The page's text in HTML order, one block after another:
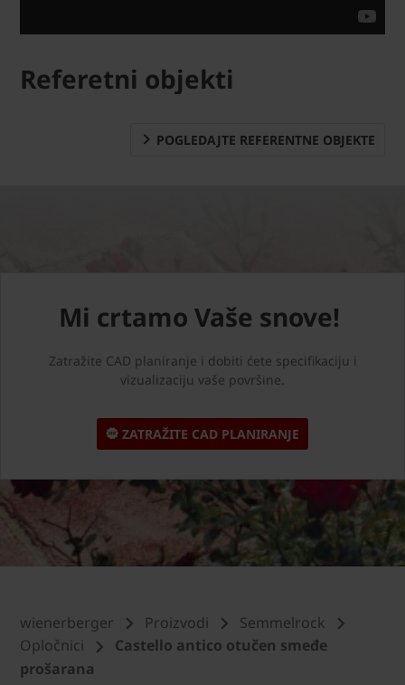
Referetni objekti
POGLEDAJTE REFERENTNE OBJEKTE
Mi crtamo Vaše snove!
Zatražite CAD planiranje i dobiti ćete specifikaciju i
vizualizaciju vaše površine.
ZATRAŽITE CAD PLANIRANJE
wienerberger Proizvodi
Semmelrock
Opločnici
Castello antico otučen smeđe
prošarana